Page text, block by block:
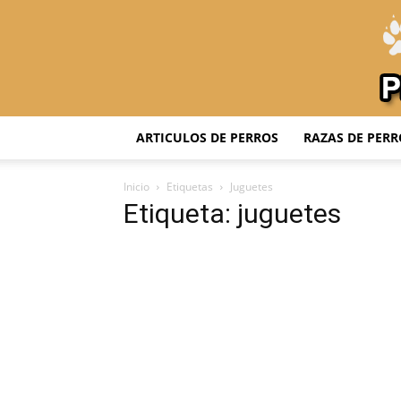
ARTICULOS DE PERROS RAZAS DE
Inicio Etiquetas Juguetes
Etiqueta: juguetes